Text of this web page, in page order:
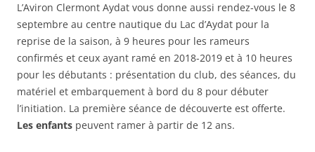
L’Aviron Clermont Aydat vous donne aussi rendez-vous le 8
septembre au centre nautique du Lac d’Aydat pour la
reprise de la saison, à 9 heures pour les rameurs
confirmés et ceux ayant ramé en 2018-2019 et à 10 heures
pour les débutants : présentation du club, des séances, du
matériel et embarquement à bord du 8 pour débuter
l’initiation. La première séance de découverte est offerte.
Les enfants peuvent ramer à partir de 12 ans.